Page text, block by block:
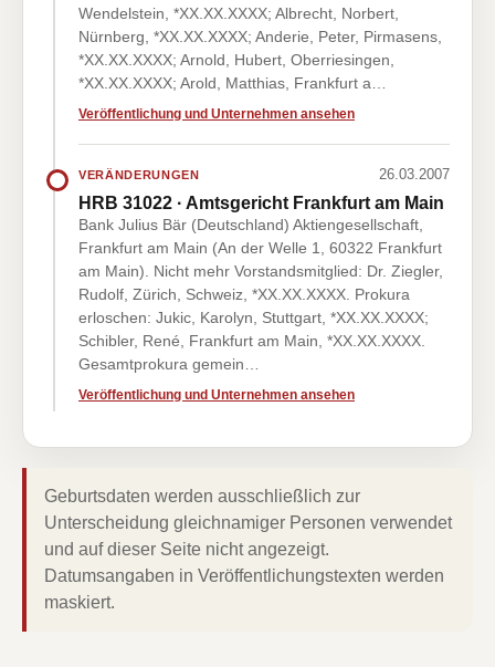
Wendelstein, *XX.XX.XXXX; Albrecht, Norbert,
Nürnberg, *XX.XX.XXXX; Anderie, Peter, Pirmasens,
*XX.XX.XXXX; Arnold, Hubert, Oberriesingen,
*XX.XX.XXXX; Arold, Matthias, Frankfurt a…
Veröffentlichung und Unternehmen ansehen
VERÄNDERUNGEN 26.03.2007
HRB 31022 · Amtsgericht Frankfurt am Main
Bank Julius Bär (Deutschland) Aktiengesellschaft,
Frankfurt am Main (An der Welle 1, 60322 Frankfurt
am Main). Nicht mehr Vorstandsmitglied: Dr. Ziegler,
Rudolf, Zürich, Schweiz, *XX.XX.XXXX. Prokura
erloschen: Jukic, Karolyn, Stuttgart, *XX.XX.XXXX;
Schibler, René, Frankfurt am Main, *XX.XX.XXXX.
Gesamtprokura gemein…
Veröffentlichung und Unternehmen ansehen
Geburtsdaten werden ausschließlich zur
Unterscheidung gleichnamiger Personen verwendet
und auf dieser Seite nicht angezeigt.
Datumsangaben in Veröffentlichungstexten werden
maskiert.